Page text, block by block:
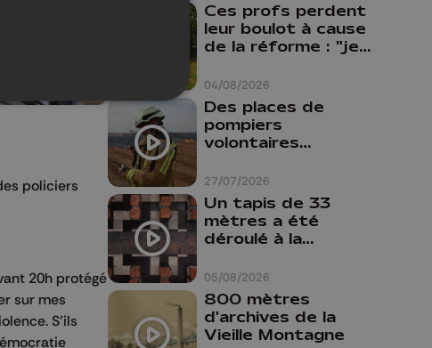
policiers
20h protégé
sur mes
S'ils
04/08/2026
Ces profs perdent
leur boulot à cause
de la réforme : "je
comme prof que
comme
pharmacienne"
27/07/2026
Des places de
pompiers
volontaires
province de Liège :
"Un citoyen qui
n'est formé ne
peut pas nous
aider"
05/08/2026
Un tapis de 33
mètres a été
déroulé à la
Liège
800 mètres
d'archives de la
Vieille Montagne